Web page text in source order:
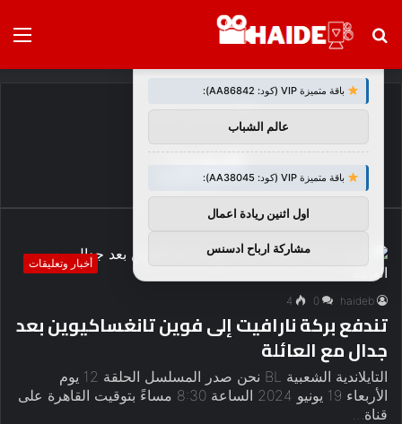
بحث
الرئيسية/فوين
فوين
أخبار وتعليقات
haideb
0
4
تندفع بركة نارافيت إلى فوين تانغساكيوين بعد
جدال مع العائلة
التايلاندية الشعبية BL نحن صدر المسلسل الحلقة 12 يوم
الأربعاء 19 يونيو 2024 الساعة 8:30 مساءً بتوقيت القاهرة على
قناة…
توصيات :
باقة متميزة VIP (كود: AA86842):
عالم الشباب
باقة متميزة VIP (كود: AA38045):
اول اثنين ريادة اعمال
مشاركة ارباح ادسنس